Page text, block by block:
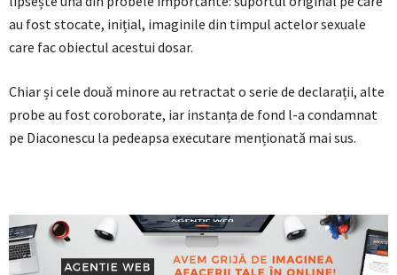
au fost stocate, inițial, imaginile din timpul actelor sexuale
care fac obiectul acestui dosar.
Chiar și cele două minore au retractat o serie de declarații, alte
probe au fost coroborate, iar instanța de fond l-a condamnat
pe Diaconescu la pedeapsa executare menționată mai sus.